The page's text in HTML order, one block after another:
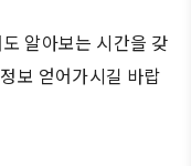
알아보는 시간을 갖
보 얻어가시길 바랍